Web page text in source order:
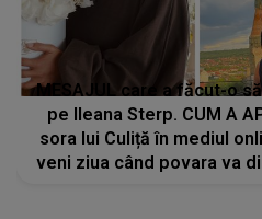
MESAJUL care a făcut-o
pe Ileana Sterp. CUM A
sora lui Culiță în mediul
veni ziua când povara va